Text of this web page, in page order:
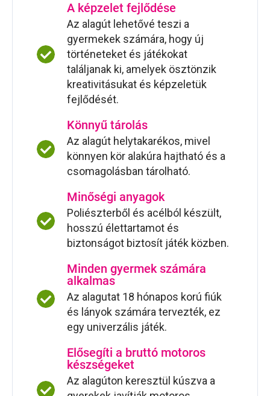
A képzelet fejlődése
Az alagút lehetővé teszi a
gyermekek számára, hogy új
történeteket és játékokat
találjanak ki, amelyek ösztönzik
kreativitásukat és képzeletük
fejlődését.
Könnyű tárolás
Az alagút helytakarékos, mivel
könnyen kör alakúra hajtható és a
csomagolásban tárolható.
Minőségi anyagok
Poliészterből és acélból készült,
hosszú élettartamot és
biztonságot biztosít játék közben.
Minden gyermek számára
alkalmas
Az alagutat 18 hónapos korú fiúk
és lányok számára tervezték, ez
egy univerzális játék.
Elősegíti a bruttó motoros
készségeket
Az alagúton keresztül kúszva a